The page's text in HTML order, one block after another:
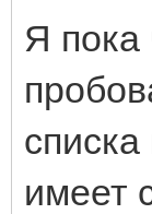
Я пока
имеет